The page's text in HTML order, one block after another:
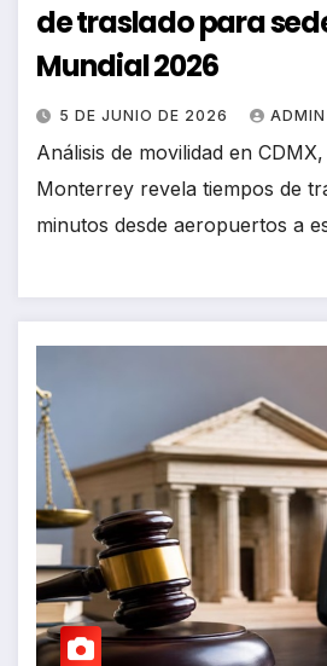
de traslado para
Mundial 2026
5 DE JUNIO DE 2026 ADMIN
Análisis de movilidad en
Monterrey revela tiempos de
minutos desde aeropuertos a